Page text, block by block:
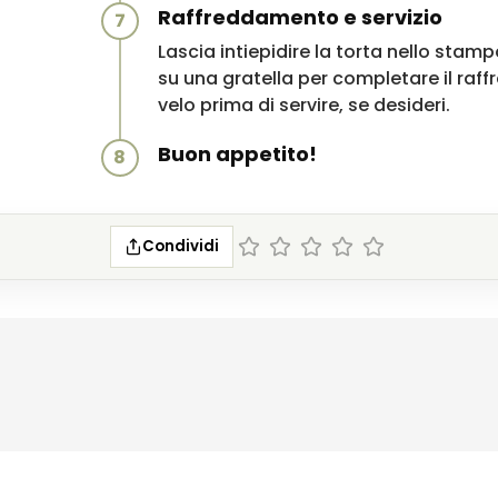
7 Raffreddamento e servizio
Lascia intiepidire la torta nello
su una gratella per completare il
velo prima di servire, se desideri.
8 Buon appetito!
Condividi